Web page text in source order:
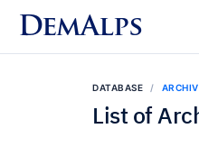
DemAlps
DATABASE
List of